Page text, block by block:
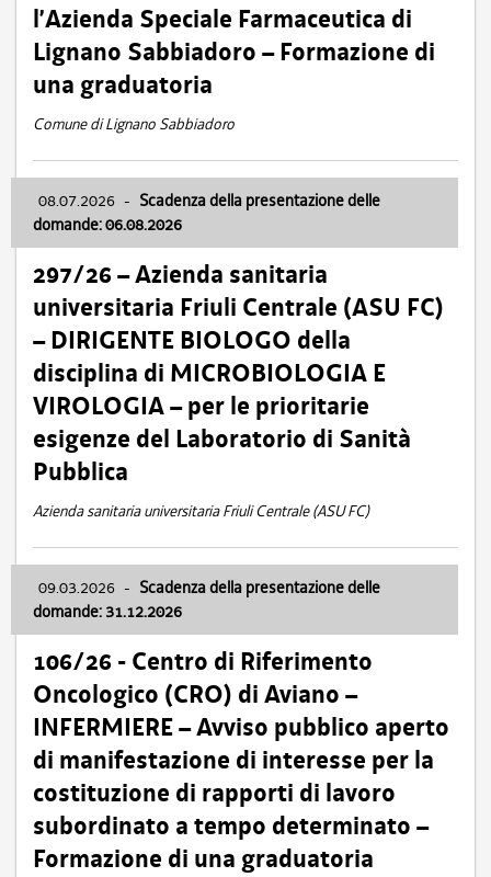
l’Azienda Speciale Farmaceutica di
Lignano Sabbiadoro – Formazione di
una graduatoria
Comune di Lignano Sabbiadoro
08.07.2026 - Scadenza della presentazione delle
domande: 06.08.2026
297/26 – Azienda sanitaria
universitaria Friuli Centrale (ASU FC)
– DIRIGENTE BIOLOGO della
disciplina di MICROBIOLOGIA E
VIROLOGIA – per le prioritarie
esigenze del Laboratorio di Sanità
Pubblica
Azienda sanitaria universitaria Friuli Centrale (ASU FC)
09.03.2026 - Scadenza della presentazione delle
domande: 31.12.2026
106/26 - Centro di Riferimento
Oncologico (CRO) di Aviano –
INFERMIERE – Avviso pubblico aperto
di manifestazione di interesse per la
costituzione di rapporti di lavoro
subordinato a tempo determinato –
Formazione di una graduatoria